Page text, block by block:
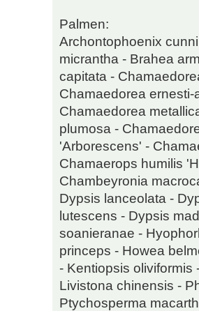
Palmen:
Archontophoenix
micrantha - Brahea
capitata -
Chamaedorea
Chamaedorea
plumosa -
'Arborescens' -
Chamaerops humilis
Chambeyronia
Dypsis lanceolata -
lutescens - Dypsis
soanieranae -
princeps - Howea
- Kentiopsis oliviformis
Livistona chinensis -
Ptychosperma